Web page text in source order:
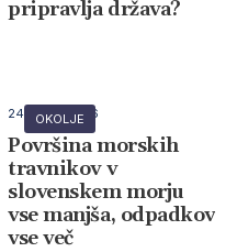
pripravlja država?
OKOLJE
24 junija, 2026
Površina morskih
travnikov v
slovenskem morju
vse manjša, odpadkov
vse več